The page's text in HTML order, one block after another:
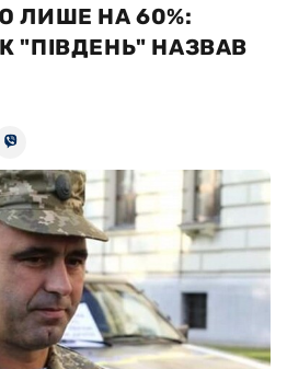
ЛИШЕ НА 60%:
"ПІВДЕНЬ" НАЗВАВ